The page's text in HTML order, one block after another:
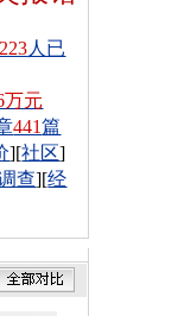
人已
万元
441篇
][社区]
查][经